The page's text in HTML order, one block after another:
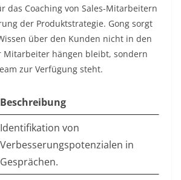
das Coaching von Sales-Mitarbeitern
der Produktstrategie. Gong sorgt
über den Kunden nicht in den
Mitarbeiter hängen bleibt, sondern
zur Verfügung steht.
Beschreibung
Identifikation von
Verbesserungspotenzialen in
Gesprächen.